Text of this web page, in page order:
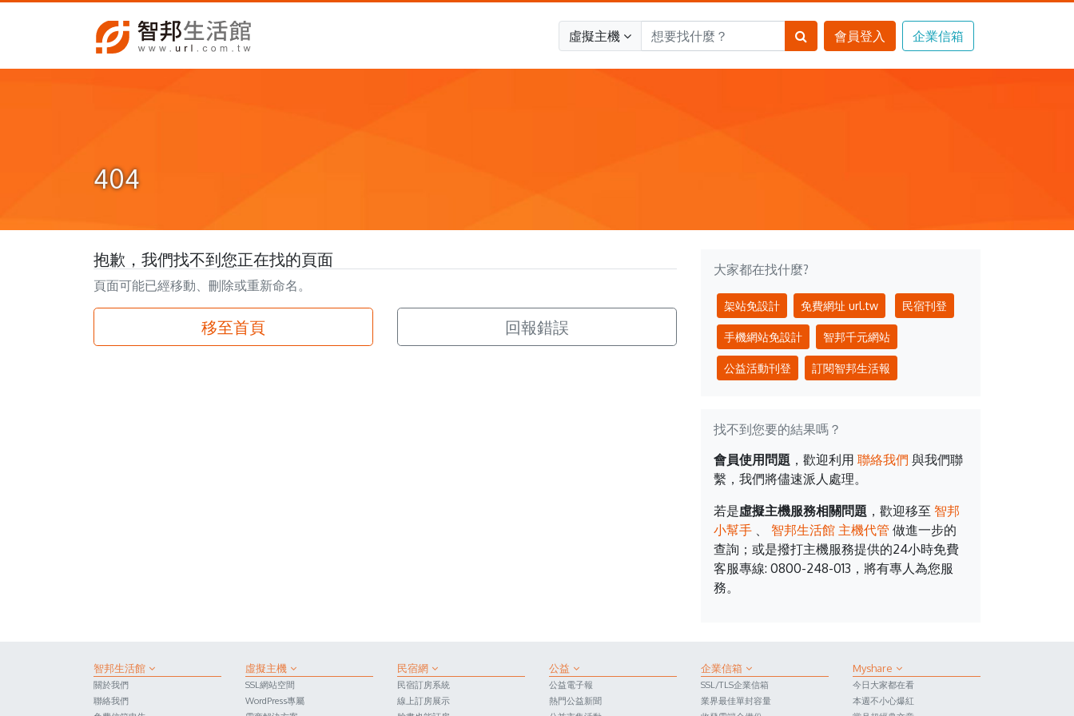
虛擬主機
404
抱歉，我們找不到您正在找的頁面
頁面可能已經移動、刪除或重新命名。
移至首頁 回報錯誤
大家都在找什麼?
架站免設計 免費網址 url.tw 民宿刊登
手機網站免設計 智邦千元網站
公益活動刊登 訂閱智邦生活報
找不到您要的結果嗎？
會員使用問題 ，歡迎利用 聯絡我們 與我們聯
繫，我們將儘速派人處理。
若是虛擬主機服務相關問題 ，歡迎移至 智邦
小幫手
智邦生活館 主機代管 做進一步的
查詢；或是撥打主機服務提供的24小時免費
客服專線: 0800-248-013，將有專人為您服
務。
智邦生活館
關於我們
聯絡我們
虛擬主機
SSL網站空間
WordPress專屬
民宿網
民宿訂房系統
線上訂房展示
公益
公益電子報
熱門公益新聞
企業信箱
SSL/TLS企業信箱
業界最佳單封容量
Myshare
今日大家都在看
本週不小心爆紅